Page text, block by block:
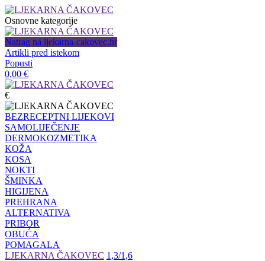
Osnovne kategorije
Natrag na ljekarna-cakovec.hr
Artikli pred istekom
Popusti
0,00 €
€
BEZRECEPTNI LIJEKOVI
SAMOLIJEČENJE
DERMOKOZMETIKA
KOŽA
KOSA
NOKTI
ŠMINKA
HIGIJENA
PREHRANA
ALTERNATIVA
PRIBOR
OBUĆA
POMAGALA
LJEKARNA ČAKOVEC 1,3/1,6